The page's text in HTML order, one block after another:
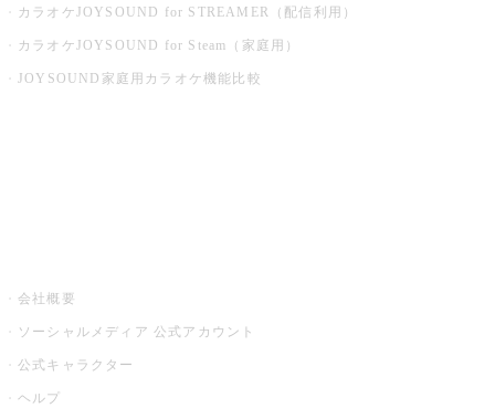
カラオケJOYSOUND for STREAMER（配信利用）
カラオケJOYSOUND for Steam（家庭用）
JOYSOUND家庭用カラオケ機能比較
会社概要
ソーシャルメディア 公式アカウント
公式キャラクター
ヘルプ